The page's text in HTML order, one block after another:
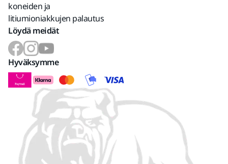
koneiden ja
litiumioniakkujen palautus
Löydä meidät
Hyväksymme